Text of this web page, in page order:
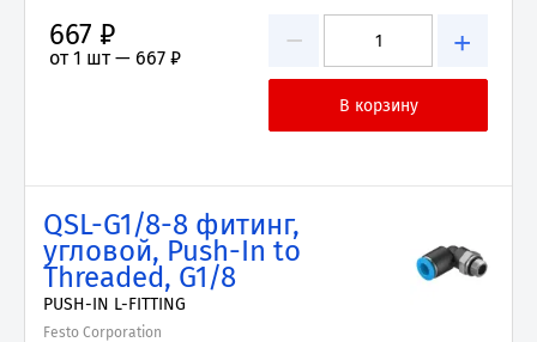
− +
667 ₽
от 1 шт — 667 ₽
QSL-G1/8-8 фитинг,
угловой, Push-In to
Threaded, G1/8
PUSH-IN L-FITTING
Festo Corporation